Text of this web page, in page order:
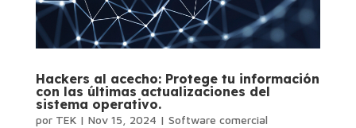
Hackers al acecho: Protege tu información
con las últimas actualizaciones del
sistema operativo.
por TEK| Nov 15, 2024 | Software comercial